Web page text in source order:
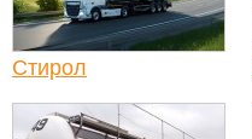
Стирол